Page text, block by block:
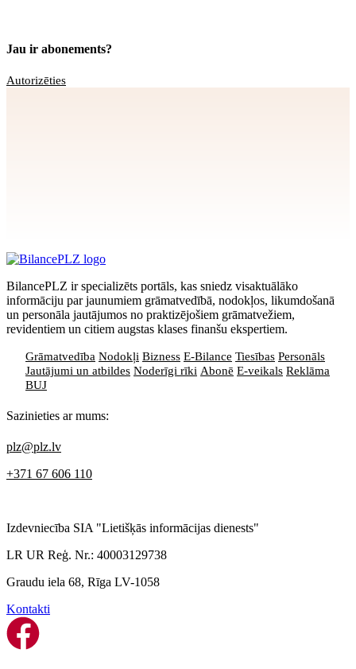
Jau ir abonements?
Autorizēties
BilancePLZ ir specializēts portāls, kas sniedz visaktuālāko
informāciju par jaunumiem grāmatvedībā, nodokļos, likumdošanā
un personāla jautājumos no praktizējošiem grāmatvežiem,
revidentiem un citiem augstas klases finanšu ekspertiem.
Grāmatvedība Nodokļi Bizness E-Bilance Tiesības Personāls
Jautājumi un atbildes Noderīgi rīki Abonē E-veikals Reklāma
BUJ
Sazinieties ar mums:
plz@plz.lv
+371 67 606 110
Izdevniecība SIA "Lietišķās informācijas dienests"
LR UR Reģ. Nr.: 40003129738
Graudu iela 68, Rīga LV-1058
Kontakti